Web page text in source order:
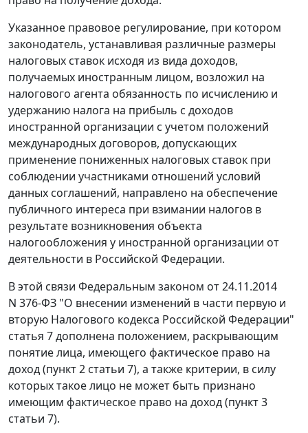
Указанное правовое регулирование, при котором
законодатель, устанавливая различные размеры
налоговых ставок исходя из вида доходов,
получаемых иностранным лицом, возложил на
налогового агента обязанность по исчислению и
удержанию налога на прибыль с доходов
иностранной организации с учетом положений
международных договоров, допускающих
применение пониженных налоговых ставок при
соблюдении участниками отношений условий
данных соглашений, направлено на обеспечение
публичного интереса при взимании налогов в
результате возникновения объекта
налогообложения у иностранной организации от
деятельности в Российской Федерации.
В этой связи Федеральным законом от 24.11.2014
N 376-ФЗ "О внесении изменений в части первую и
вторую Налогового кодекса Российской Федерации"
статья 7 дополнена положением, раскрывающим
понятие лица, имеющего фактическое право на
доход (пункт 2 статьи 7), а также критерии, в силу
которых такое лицо не может быть признано
имеющим фактическое право на доход (пункт 3
статьи 7).